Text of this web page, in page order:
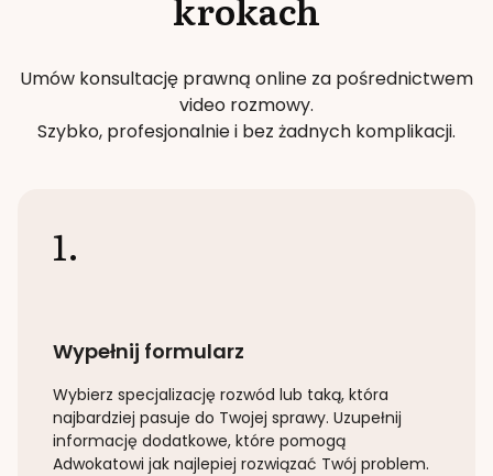
Umów konsultację prawną online za pośrednictwem
video rozmowy.
Szybko, profesjonalnie i bez żadnych komplikacji.
1.
Wypełnij formularz
Wybierz specjalizację rozwód lub taką, która
najbardziej pasuje do Twojej sprawy. Uzupełnij
informację dodatkowe, które pomogą
Adwokatowi jak najlepiej rozwiązać Twój problem.